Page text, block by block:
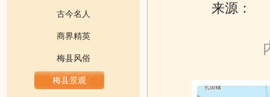
古今名人
商界精英
梅县风俗
梅县景观
来源：